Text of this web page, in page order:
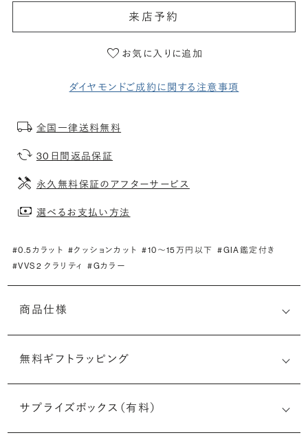
来店予約
お気に入りに追加
ダイヤモンドご成約に関する注意事項
全国一律送料無料
30日間返品保証
永久無料保証のアフターサービス
選べるお支払い方法
#0.5カラット #クッションカット #10〜15万円以下 #GIA鑑定付き
#VVS2 クラリティ
#Gカラー
商品仕様
無料ギフトラッピング
サプライズボックス（有料）